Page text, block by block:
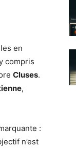
en
compris
Cluses.
,
:
n’est